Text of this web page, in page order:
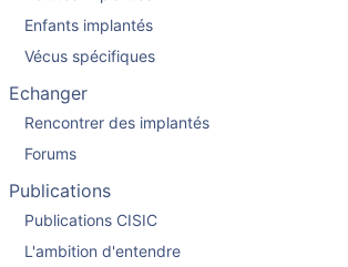
Enfants implantés
Vécus spécifiques
Echanger
Rencontrer des implantés
Forums
Publications
Publications CISIC
L'ambition d'entendre